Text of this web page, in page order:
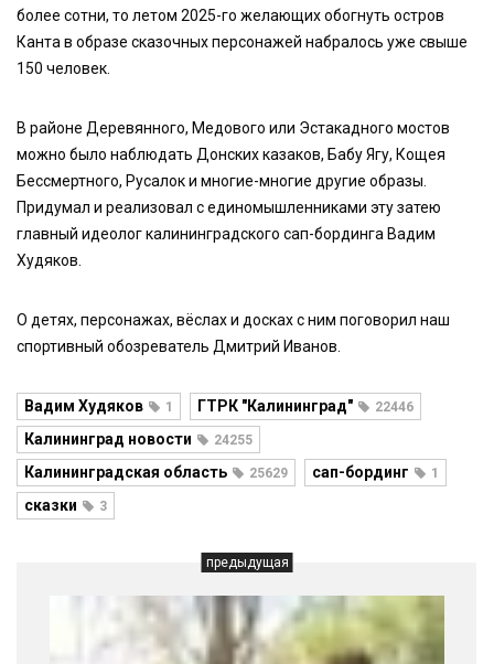
более сотни, то летом 2025-го желающих обогнуть остров
Канта в образе сказочных персонажей набралось уже свыше
150 человек.
В районе Деревянного, Медового или Эстакадного мостов
можно было наблюдать Донских казаков, Бабу Ягу, Кощея
Бессмертного, Русалок и многие-многие другие образы.
Придумал и реализовал с единомышленниками эту затею
главный идеолог калининградского сап-бординга Вадим
Худяков.
О детях, персонажах, вёслах и досках с ним поговорил наш
спортивный обозреватель Дмитрий Иванов.
Вадим Худяков 1 ГТРК "Калининград" 22446
Калининград новости 24255
Калининградская область 25629 сап-бординг 1
сказки 3
предыдущая